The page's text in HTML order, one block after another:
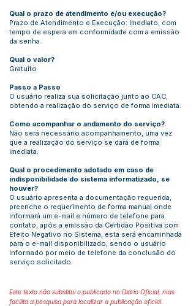
Qual o prazo de atendimento e/ou execução?
Prazo de Atendimento e Execução: Imediato, com
tempo de espera em conformidade com a emissão
da senha.
Qual o valor?
Gratuito
Passo a Passo
O usuário realiza sua solicitação junto ao CAC,
obtendo a realização do serviço de forma imediata.
Como acompanhar o andamento do serviço?
Não será necessário acompanhamento, uma vez
que a realização do serviço se dará de forma
imediata.
Qual o procedimento adotado em caso de
indisponibilidade do sistema informatizado, se
houver?
O usuário apresenta a documentação requerida,
preenche o requerimento de forma manual onde
informará um e-mail e número de telefone para
contato, após a emissão da Certidão Positiva com
Efeito Negativo no Sistema, esta será encaminhada
para o e-mail disponibilizado, sendo o usuário
informado por meio de telefone da conclusão do
serviço solicitado.
Este texto não substitui o publicado no Diário Oficial, mas
facilita a pesquisa para localizar a publicação oficial.